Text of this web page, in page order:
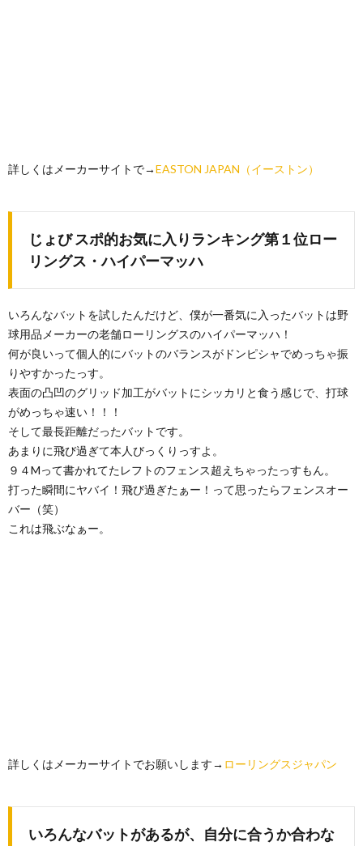
詳しくはメーカーサイトで→EASTON JAPAN （イーストン）
じょび スポ的お気に入りランキング第１位ロー
リングス・ハイパーマッハ
いろんなバットを試したんだけど、僕が一番気に入ったバットは野
球用品メーカーの老舗ローリングスのハイパーマッハ！
何が良いって個人的にバットのバランスがドンピシャでめっちゃ振
りやすかったっす。
表面の凸凹のグリッド加工がバットにシッカリと食う感じで、打球
がめっちゃ速い！！！
そして最長距離だったバットです。
あまりに飛び過ぎて本人びっくりっすよ。
９４Mって書かれてたレフトのフェンス超えちゃったっすもん。
打った瞬間にヤバイ！飛び過ぎたぁー！って思ったらフェンスオー
バー（笑）
これは飛ぶなぁー。
詳しくはメーカーサイトでお願いします→ ローリングスジャパン
いろんなバットがあるが、自分に合うか合わな